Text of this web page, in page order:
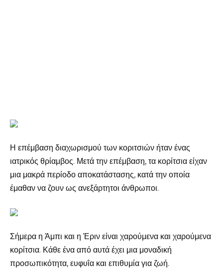
Η επέμβαση διαχωρισμού των κοριτσιών ήταν ένας
ιατρικός θρίαμβος. Μετά την επέμβαση, τα κορίτσια είχαν
μια μακρά περίοδο αποκατάστασης, κατά την οποία
έμαθαν να ζουν ως ανεξάρτητοι άνθρωποι.
Σήμερα η Άμπι και η Έριν είναι χαρούμενα και χαρούμενα
κορίτσια. Κάθε ένα από αυτά έχει μια μοναδική
προσωπικότητα, ευφυΐα και επιθυμία για ζωή.